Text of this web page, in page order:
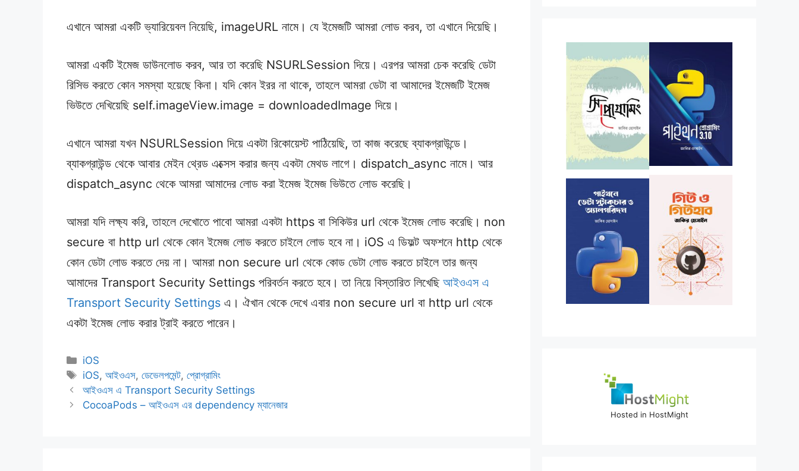
এখানে আমরা একটি ভ্যারিয়েবল নিয়েছি, imageURL নামে। যে ইমেজটি আমরা লোড করব, তা এখানে দিয়েছি।
আমরা একটি ইমেজ ডাউনলোড করব, আর তা করেছি NSURLSession দিয়ে। এরপর আমরা চেক করেছি ডেটা
রিসিভ করতে কোন সমস্যা হয়েছে কিনা। যদি কোন ইরর না থাকে, তাহলে আমরা ডেটা বা আমাদের ইমেজটি ইমেজ
ভিউতে দেখিয়েছি self.imageView.image = downloadedImage দিয়ে।
এখানে আমরা যখন NSURLSession দিয়ে একটা রিকোয়েস্ট পাঠিয়েছি, তা কাজ করেছে ব্যাকগ্রাউন্ডে।
ব্যাকগ্রাউন্ড থেকে আবার মেইন থ্রেড এক্সেস করার জন্য একটা মেথড লাগে। dispatch_async নামে। আর
dispatch_async থেকে আমরা আমাদের লোড করা ইমেজ ইমেজ ভিউতে লোড করেছি।
আমরা যদি লক্ষ্য করি, তাহলে দেখোতে পাবো আমরা একটা https বা সিকিউর url থেকে ইমেজ লোড করেছি। non
secure বা http url থেকে কোন ইমেজ লোড করতে চাইলে লোড হবে না। iOS এ ডিফল্ট অফশনে http থেকে
কোন ডেটা লোড করতে দেয় না। আমরা non secure url থেকে কোড ডেটা লোড করতে চাইলে তার জন্য
আমাদের Transport Security Settings পরিবর্তন করতে হবে। তা নিয়ে বিস্তারিত লিখেছি আইওএস এ
Transport Security Settings এ। ঐখান থেকে দেখে এবার non secure url বা http url থেকে
একটা ইমেজ লোড করার ট্রাই করতে পারেন।
Categories
iOS
Tags
iOS,আইওএস,ডেভেলপমেন্ট,প্রোগ্রামিং
আইওএস এ Transport Security Settings
CocoaPods – আইওএস এর dependency ম্যানেজার
Hosted in HostMight